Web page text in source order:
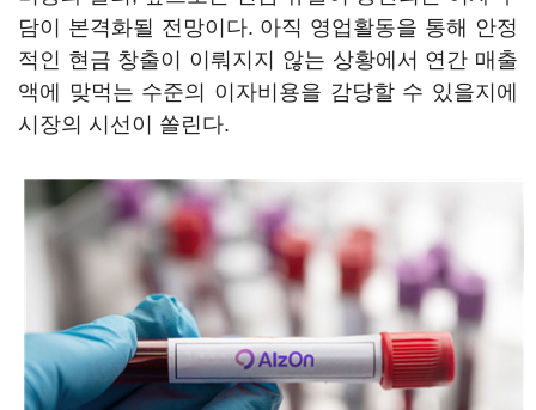
담이 본격화될 전망이다. 아직 영업활동을 통해 안정
적인 현금 창출이 이뤄지지 않는 상황에서 연간 매출
액에 맞먹는 수준의 이자비용을 감당할 수 있을지에
시장의 시선이 쏠린다.